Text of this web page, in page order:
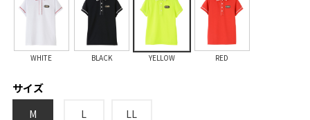
WHITE BLACK YELLOW RED
サイズ
M L LL